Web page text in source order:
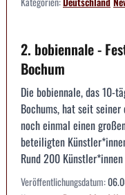
2. bobiennale -
Bochum
Die bobiennale, das 10-
Bochums, hat seit
noch einmal einen
beteiligten
Rund 200
Veröffentlichungsdatum: